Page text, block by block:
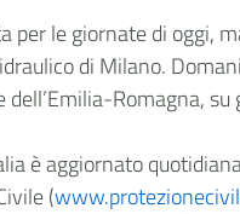
le giornate di
di Milano.
Romagna,
è aggiornato
(